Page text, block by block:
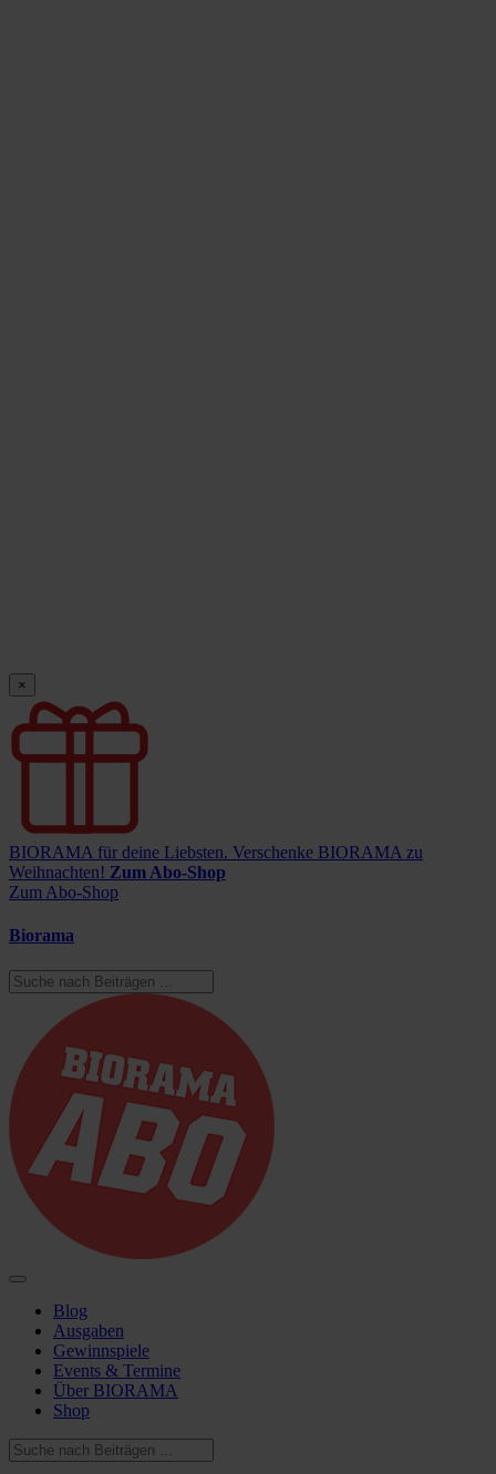
×
BIORAMA für deine Liebsten. Verschenke BIORAMA zu
Weihnachten! Zum Abo-Shop
Zum Abo-Shop
Biorama
Blog
Ausgaben
Gewinnspiele
Events & Termine
Über BIORAMA
Shop